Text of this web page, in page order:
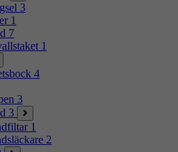
3
1
7
1
4
3
3
1
2